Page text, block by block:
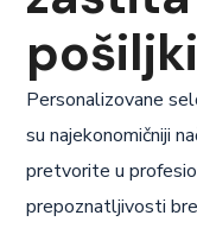
pošiljki
Personalizovane
su najekonomičniji
pretvorite u
prepoznatljivosti